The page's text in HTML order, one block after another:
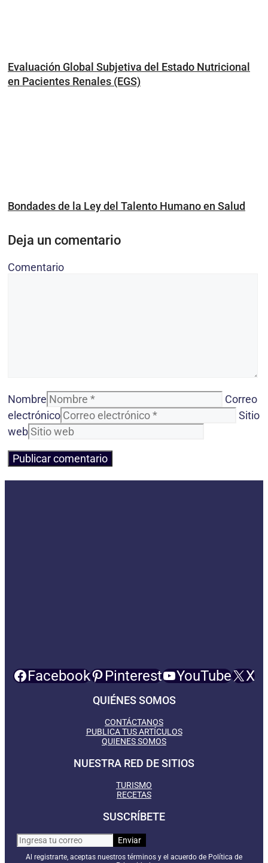
Evaluación Global Subjetiva del Estado Nutricional
en Pacientes Renales (EGS)
Bondades de la Ley del Talento Humano en Salud
Deja un comentario
Comentario
Nombre
Correo
electrónico
Sitio
web
Facebook Pinterest YouTube X
QUIÉNES SOMOS
CONTÁCTANOS
PUBLICA TUS ARTÍCULOS
QUIENES SOMOS
NUESTRA RED DE SITIOS
TURISMO
RECETAS
SUSCRÍBETE
Al registrarte, aceptas nuestros términos y el acuerdo de Política de